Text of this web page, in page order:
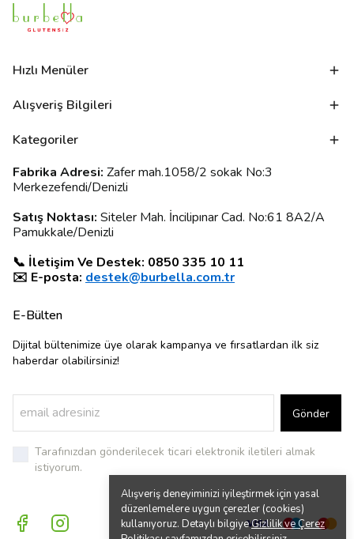
Alışveriş deneyiminizi iyileştirmek için yasal
düzenlemelere uygun çerezler (cookies)
kullanıyoruz. Detaylı bilgiyeGizlilik ve Çerez
Hızlı Menüler
Alışveriş Bilgileri
Kategoriler
Fabrika Adresi: Zafer mah.1058/2 sokak No:3
Merkezefendi/Denizli
Satış Noktası: Siteler Mah. İncilipınar Cad. No:61 8A2/A
Pamukkale/Denizli
📞 İletişim Ve Destek: 0850 335 10 11
✉️ E-posta: destek@burbella.com.tr
E-Bülten
Dijital bültenimize üye olarak kampanya ve fırsatlardan ilk siz
haberdar olabilirsiniz!
Gönder
Tarafınızdan gönderilecek ticari elektronik iletileri almak
istiyorum.